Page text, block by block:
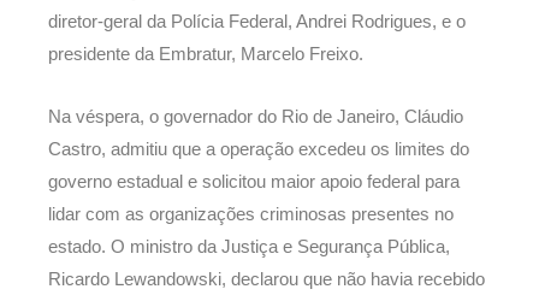
diretor-geral da Polícia Federal, Andrei Rodrigues, e o
presidente da Embratur, Marcelo Freixo.
Na véspera, o governador do Rio de Janeiro, Cláudio
Castro, admitiu que a operação excedeu os limites do
governo estadual e solicitou maior apoio federal para
lidar com as organizações criminosas presentes no
estado. O ministro da Justiça e Segurança Pública,
Ricardo Lewandowski, declarou que não havia recebido